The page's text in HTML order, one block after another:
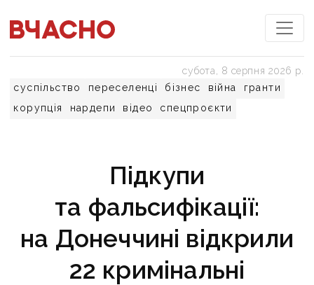
суспільство переселенці бізнес війна
гранти
корупція
нардепи відео спецпроєкти
субота, 8 серпня 2026 р.
Підкупи
та фальсифікації:
на Донеччині відкрили
22 кримінальні